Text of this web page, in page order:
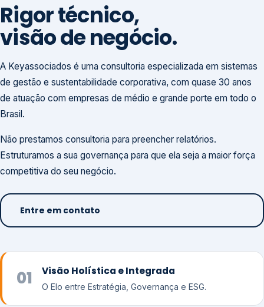
Rigor técnico,
visão de negócio.
A Keyassociados é uma consultoria especializada em sistemas
de gestão e sustentabilidade corporativa, com quase 30 anos
de atuação com empresas de médio e grande porte em todo o
Brasil.
Não prestamos consultoria para preencher relatórios.
Estruturamos a sua governança para que ela seja a maior força
competitiva do seu negócio.
Entre em contato
01 Visão Holística e Integrada
O Elo entre Estratégia, Governança e ESG.